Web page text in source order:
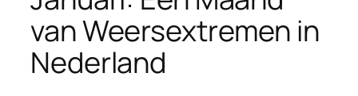
van Weersextremen in
Nederland